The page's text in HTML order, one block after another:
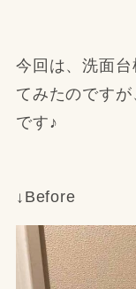
今回は、洗面
てみたのです
です♪
↓Before